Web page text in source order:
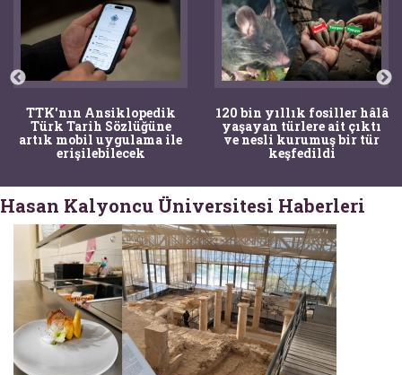
TTK'nın Ansiklopedik
Türk Tarih Sözlüğüne
artık mobil uygulama ile
erişilebilecek
120 bin yıllık fosiller hâlâ
yaşayan türlere ait çıktı
ve nesli kurumuş bir tür
keşfedildi
Hasan Kalyoncu Üniversitesi Haberleri